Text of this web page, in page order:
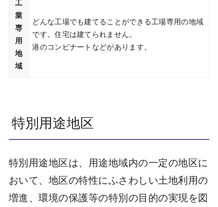
工
業
専
用
地
域
どんな工場でも建てることができる工場専用の地域
です。住宅は建てられません。
港のコンビナートなどがあります。
特別用途地区
特別用途地区は、用途地域内の一定の地区に
おいて、地区の特性にふさわしい土地利用の
増進、環境の保護等の特別の目的の実現を図